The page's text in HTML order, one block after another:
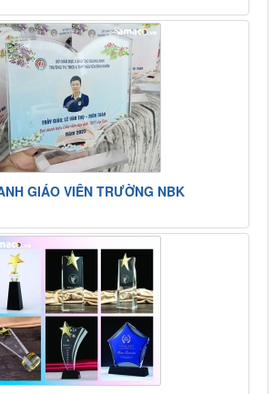
GIÁO VIÊN TRƯỜNG NBK